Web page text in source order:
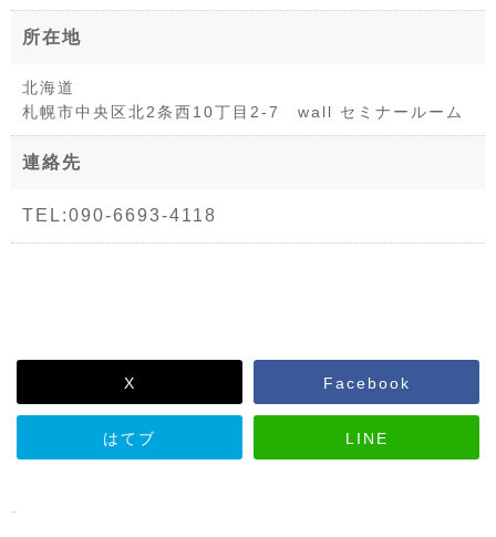
所在地
北海道
札幌市中央区北2条西10丁目2-7 wall セミナールーム
連絡先
TEL:090-6693-4118
X Facebook
はてブ LINE
-